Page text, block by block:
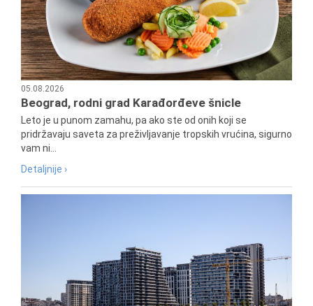
05.08.2026
Beograd, rodni grad Karađorđeve šnicle
Leto je u punom zamahu, pa ako ste od onih koji se
pridržavaju saveta za preživljavanje tropskih vrućina, sigurno
vam ni...
Detaljnije ›